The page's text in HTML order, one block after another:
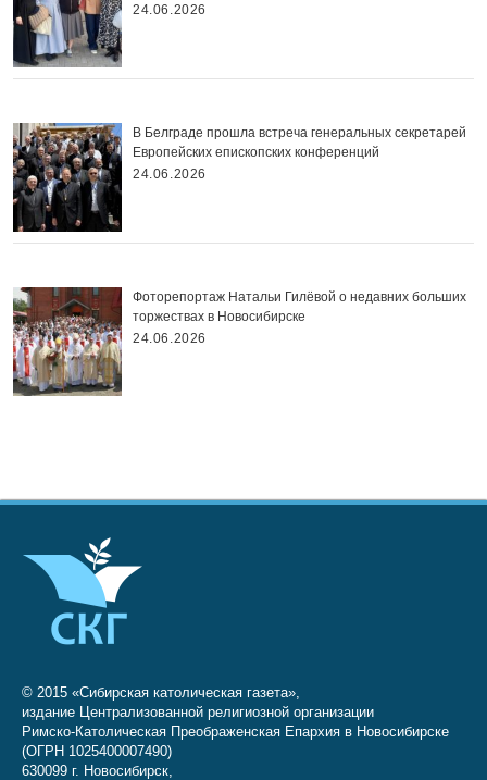
24.06.2026
В Белграде прошла встреча генеральных секретарей
Европейских епископских конференций
24.06.2026
Фоторепортаж Натальи Гилёвой о недавних больших
торжествах в Новосибирске
24.06.2026
© 2015 «Сибирская католическая газета»,
издание Централизованной религиозной организации
Римско-Католическая Преображенская Епархия в Новосибирске
(ОГРН 1025400007490)
630099 г. Новосибирск,